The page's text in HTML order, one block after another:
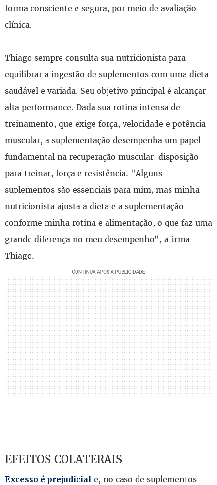
forma consciente e segura, por meio de avaliação
clínica.
Thiago sempre consulta sua nutricionista para
equilibrar a ingestão de suplementos com uma dieta
saudável e variada. Seu objetivo principal é alcançar
alta performance. Dada sua rotina intensa de
treinamento, que exige força, velocidade e potência
muscular, a suplementação desempenha um papel
fundamental na recuperação muscular, disposição
para treinar, força e resistência. "Alguns
suplementos são essenciais para mim, mas minha
nutricionista ajusta a dieta e a suplementação
conforme minha rotina e alimentação, o que faz uma
grande diferença no meu desempenho", afirma
Thiago.
EFEITOS COLATERAIS
Excesso é prejudicial e, no caso de suplementos